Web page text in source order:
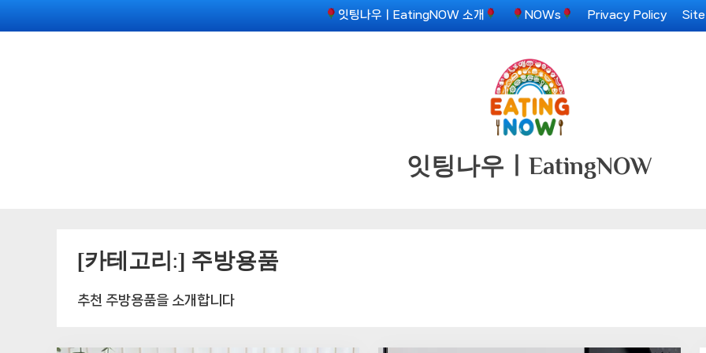
to
잇팅나우ㅣEatingNOW 소개 NOWs Privacy Policy
잇팅나우ㅣEatingNOW
[카테고리:] 주방용품
추천 주방용품을 소개합니다